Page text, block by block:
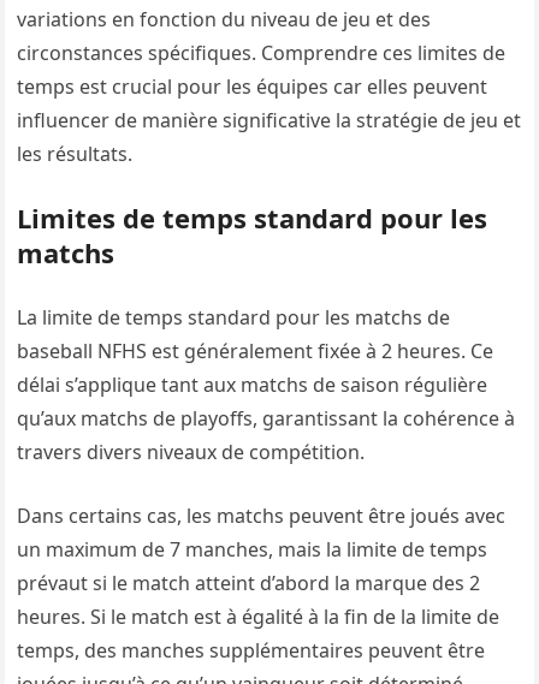
variations en fonction du niveau de jeu et des
circonstances spécifiques. Comprendre ces limites de
temps est crucial pour les équipes car elles peuvent
influencer de manière significative la stratégie de jeu et
les résultats.
Limites de temps standard pour les
matchs
La limite de temps standard pour les matchs de
baseball NFHS est généralement fixée à 2 heures. Ce
délai s’applique tant aux matchs de saison régulière
qu’aux matchs de playoffs, garantissant la cohérence à
travers divers niveaux de compétition.
Dans certains cas, les matchs peuvent être joués avec
un maximum de 7 manches, mais la limite de temps
prévaut si le match atteint d’abord la marque des 2
heures. Si le match est à égalité à la fin de la limite de
temps, des manches supplémentaires peuvent être